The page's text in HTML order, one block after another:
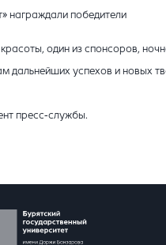
награждали победители
один из спонсоров,
дальнейших успехов и новых
пресс-службы.